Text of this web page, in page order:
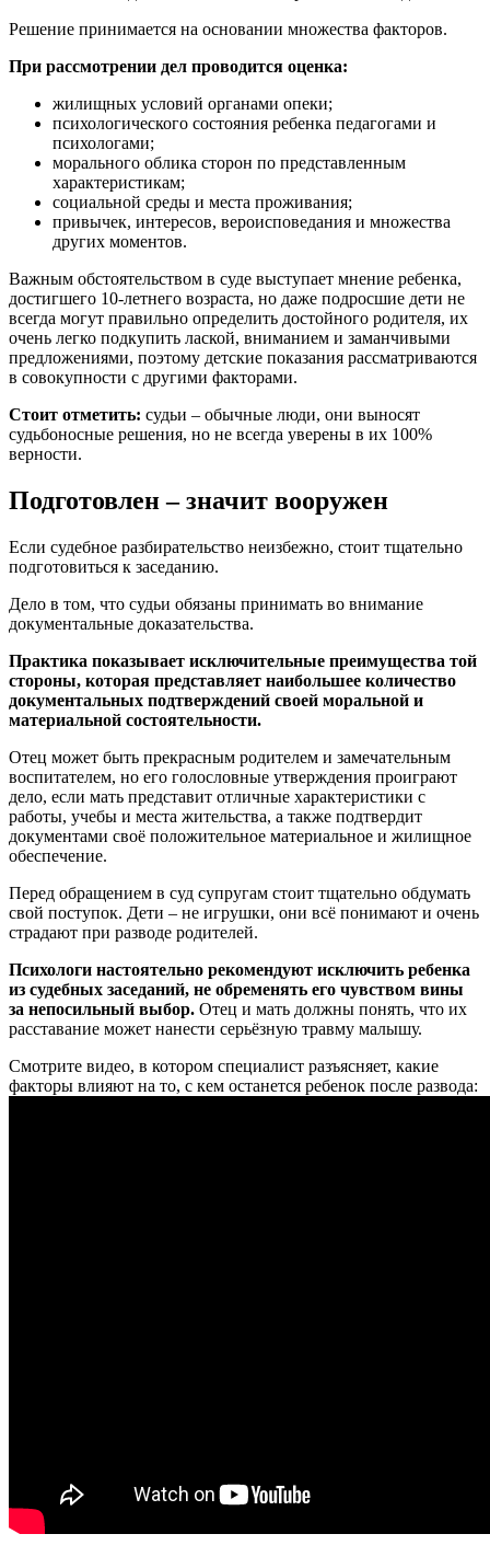
Решение принимается на основании множества факторов.
При рассмотрении дел проводится оценка:
жилищных условий органами опеки;
психологического состояния ребенка педагогами и
психологами;
морального облика сторон по представленным
характеристикам;
социальной среды и места проживания;
привычек, интересов, вероисповедания и множества
других моментов.
Важным обстоятельством в суде выступает мнение ребенка,
достигшего 10-летнего возраста, но даже подросшие дети не
всегда могут правильно определить достойного родителя, их
очень легко подкупить лаской, вниманием и заманчивыми
предложениями, поэтому детские показания рассматриваются
в совокупности с другими факторами.
Стоит отметить: судьи – обычные люди, они выносят
судьбоносные решения, но не всегда уверены в их 100%
верности.
Подготовлен – значит вооружен
Если судебное разбирательство неизбежно, стоит тщательно
подготовиться к заседанию.
Дело в том, что судьи обязаны принимать во внимание
документальные доказательства.
Практика показывает исключительные преимущества той
стороны, которая представляет наибольшее количество
документальных подтверждений своей моральной и
материальной состоятельности.
Отец может быть прекрасным родителем и замечательным
воспитателем, но его голословные утверждения проиграют
дело, если мать представит отличные характеристики с
работы, учебы и места жительства, а также подтвердит
документами своё положительное материальное и жилищное
обеспечение.
Перед обращением в суд супругам стоит тщательно обдумать
свой поступок. Дети – не игрушки, они всё понимают и очень
страдают при разводе родителей.
Психологи настоятельно рекомендуют исключить ребенка
из судебных заседаний, не обременять его чувством вины
за непосильный выбор. Отец и мать должны понять, что их
расставание может нанести серьёзную травму малышу.
Смотрите видео, в котором специалист разъясняет, какие
факторы влияют на то, с кем останется ребенок после развода: